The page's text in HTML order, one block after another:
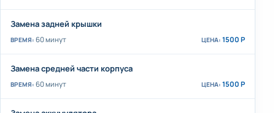
Замена задней крышки
60 минут 1500 Р
Замена средней части корпуса
60 минут 1500 Р